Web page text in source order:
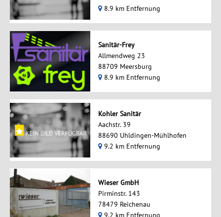
8.9 km Entfernung
Sanitär-Frey
Allmendweg 23
88709 Meersburg
8.9 km Entfernung
Kohler Sanitär
Aachstr. 39
88690 Uhldingen-Mühlhofen
9.2 km Entfernung
Wieser GmbH
Pirminstr. 143
78479 Reichenau
9.2 km Entfernung